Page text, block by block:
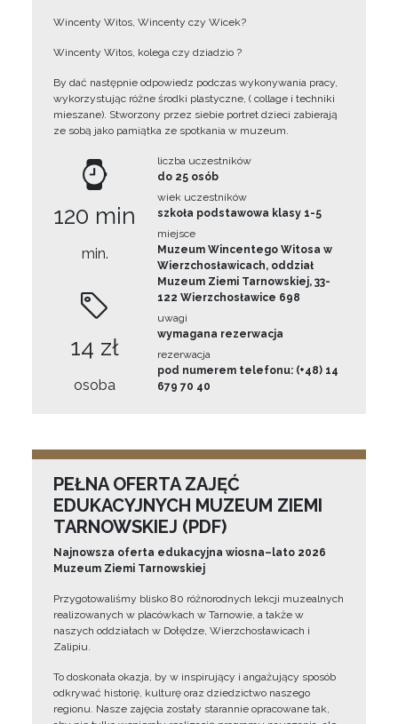
Wincenty Witos, Wincenty czy Wicek?
Wincenty Witos, kolega czy dziadzio ?
By dać następnie odpowiedz podczas wykonywania pracy,
wykorzystując różne środki plastyczne, ( collage i techniki
mieszane). Stworzony przez siebie portret dzieci zabierają
ze sobą jako pamiątka ze spotkania w muzeum.
120 min
min.
14 zł
osoba
liczba uczestników
do 25 osób
wiek uczestników
szkoła podstawowa klasy 1-5
miejsce
Muzeum Wincentego Witosa w
Wierzchosławicach, oddział
Muzeum Ziemi Tarnowskiej, 33-
122 Wierzchosławice 698
uwagi
wymagana rezerwacja
rezerwacja
pod numerem telefonu: (+48) 14
679 70 40
PEŁNA OFERTA ZAJĘĆ
EDUKACYJNYCH MUZEUM ZIEMI
TARNOWSKIEJ (PDF)
Najnowsza oferta edukacyjna wiosna–lato 2026
Muzeum Ziemi Tarnowskiej
Przygotowaliśmy blisko 80 różnorodnych lekcji muzealnych
realizowanych w placówkach w Tarnowie, a także w
naszych oddziałach w Dołędze, Wierzchosławicach i
Zalipiu.
To doskonała okazja, by w inspirujący i angażujący sposób
odkrywać historię, kulturę oraz dziedzictwo naszego
regionu. Nasze zajęcia zostały starannie opracowane tak,